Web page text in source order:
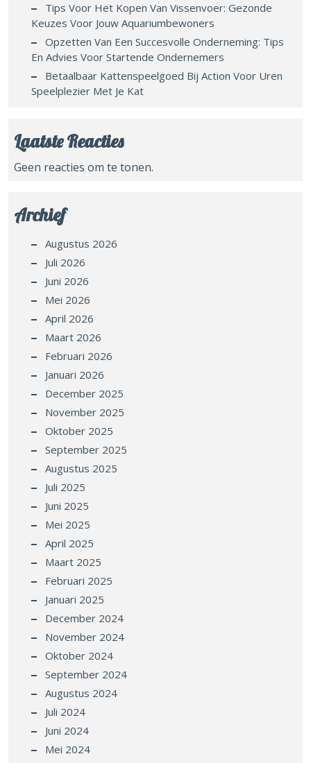
Tips Voor Het Kopen Van Vissenvoer: Gezonde
Keuzes Voor Jouw Aquariumbewoners
Opzetten Van Een Succesvolle Onderneming: Tips
En Advies Voor Startende Ondernemers
Betaalbaar Kattenspeelgoed Bij Action Voor Uren
Speelplezier Met Je Kat
Laatste Reacties
Geen reacties om te tonen.
Archief
Augustus 2026
Juli 2026
Juni 2026
Mei 2026
April 2026
Maart 2026
Februari 2026
Januari 2026
December 2025
November 2025
Oktober 2025
September 2025
Augustus 2025
Juli 2025
Juni 2025
Mei 2025
April 2025
Maart 2025
Februari 2025
Januari 2025
December 2024
November 2024
Oktober 2024
September 2024
Augustus 2024
Juli 2024
Juni 2024
Mei 2024